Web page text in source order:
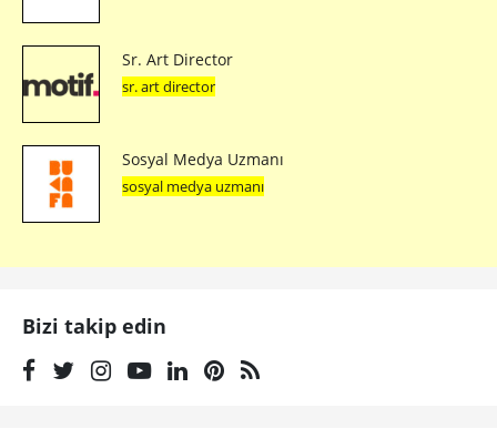
Sr. Art Director
sr. art director
Sosyal Medya Uzmanı
sosyal medya uzmanı
Bizi takip edin